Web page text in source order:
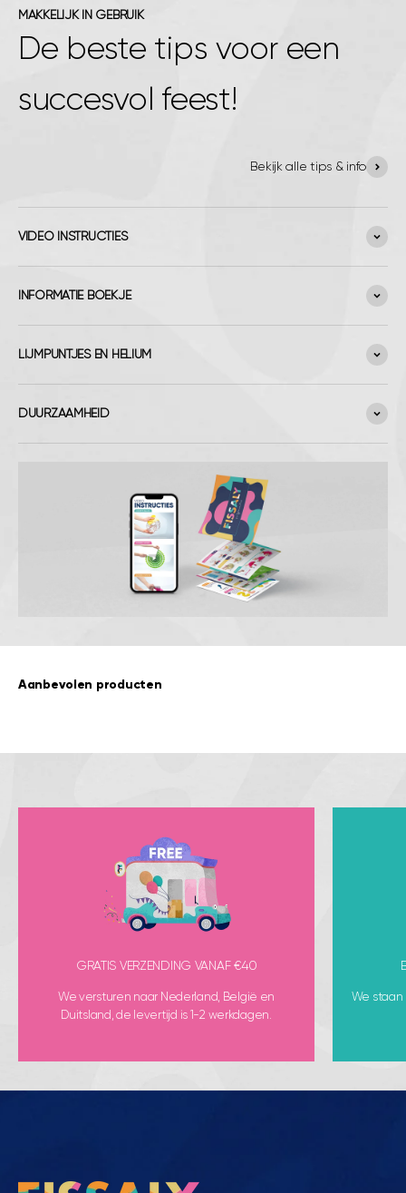
MAKKELIJK IN GEBRUIK
De beste tips voor een
succesvol feest!
Bekijk alle tips & info
VIDEO INSTRUCTIES
INFORMATIE BOEKJE
LIJMPUNTJES EN HELIUM
DUURZAAMHEID
Aanbevolen producten
GRATIS VERZENDING VANAF €40
We versturen naar Nederland, België en
Duitsland, de levertijd is 1-2 werkdagen.
We